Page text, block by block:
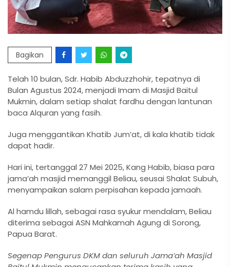
Bagikan
Telah 10 bulan, Sdr. Habib Abduzzhohir, tepatnya di
Bulan Agustus 2024, menjadi Imam di Masjid Baitul
Mukmin, dalam setiap shalat fardhu dengan lantunan
baca Alquran yang fasih.
Juga menggantikan Khatib Jum’at, di kala khatib tidak
dapat hadir.
Hari ini, tertanggal 27 Mei 2025, Kang Habib, biasa para
jama’ah masjid memanggil Beliau, seusai Shalat Subuh,
menyampaikan salam perpisahan kepada jamaah.
Al hamdu lillah, sebagai rasa syukur mendalam, Beliau
diterima sebagai ASN Mahkamah Agung di Sorong,
Papua Barat.
Segenap Pengurus DKM dan seluruh Jama’ah Masjid